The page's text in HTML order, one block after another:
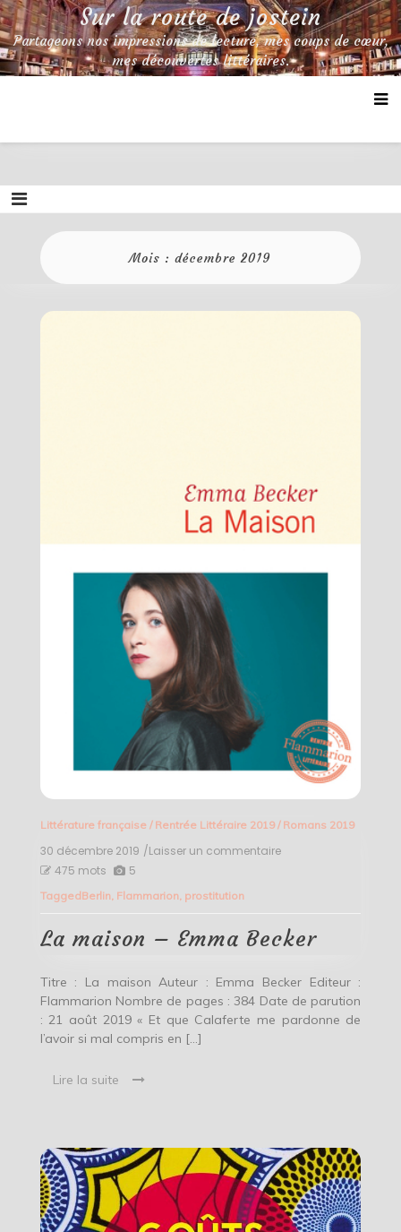
Skip
to
content
Sur la route de jostein
Partageons nos impressions de lecture, mes coups de cœur,
mes découvertes littéraires.
Mois :décembre 2019
Littérature française/ Rentrée Littéraire 2019/ Romans 2019
30 décembre 2019 /Laisser un commentaireon
Becker
475 mots 5
TaggedBerlin, Flammarion, prostitution
La maison – Emma Becker
Titre : La maison Auteur : Emma Becker Editeur :
Flammarion Nombre de pages : 384 Date de parution
: 21 août 2019 « Et que Calaferte me pardonne de
l’avoir si mal compris en […]
Lire la suite